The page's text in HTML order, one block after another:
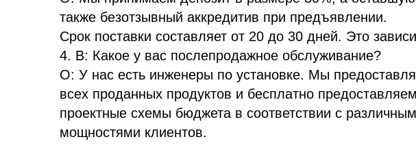
также безотзывный аккредитив при предъявлении.
Срок поставки составляет от 20 до 30 дней. Это
4. В: Какое у вас послепродажное обслуживание?
О: У нас есть инженеры по установке. Мы
всех проданных продуктов и бесплатно
проектные схемы бюджета в соответствии с
мощностями клиентов.